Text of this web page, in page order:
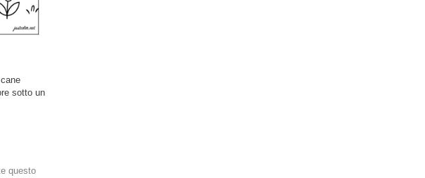
sotto un
questo